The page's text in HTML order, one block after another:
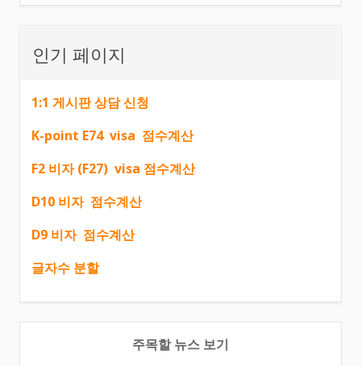
인기 페이지
1:1 게시판 상담 신청
K-point E74 visa 점수계산
F2 비자 (F27) visa 점수계산
D10 비자 점수계산
D9 비자 점수계산
글자수 분할
주목할 뉴스 보기